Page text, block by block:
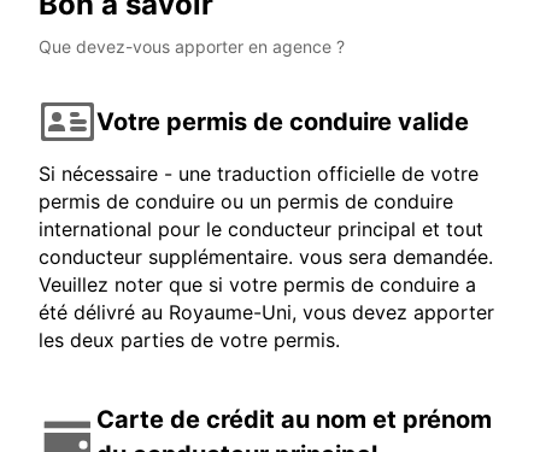
Que devez-vous apporter en agence ?
Votre permis de conduire valide
Si nécessaire - une traduction officielle de votre
permis de conduire ou un permis de conduire
international pour le conducteur principal et tout
conducteur supplémentaire. vous sera demandée.
Veuillez noter que si votre permis de conduire a
été délivré au Royaume-Uni, vous devez apporter
les deux parties de votre permis.
Carte de crédit au nom et prénom